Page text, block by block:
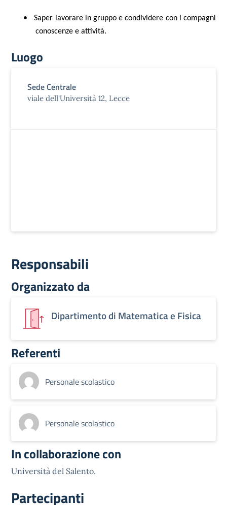
•
Saper lavorare in gruppo e condividere con i compagni
conoscenze e attività.
Luogo
Sede Centrale
viale dell'Università 12, Lecce
Responsabili
Organizzato da
Dipartimento di Matematica e Fisica
Referenti
Personale scolastico
Personale scolastico
In collaborazione con
Università del Salento.
Partecipanti